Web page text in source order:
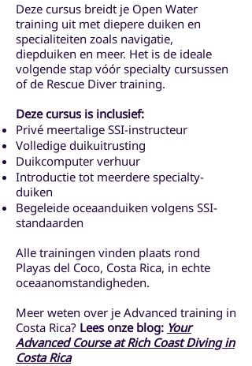
Deze cursus breidt je Open Water
training uit met diepere duiken en
specialiteiten zoals navigatie,
diepduiken en meer. Het is de ideale
volgende stap vóór specialty cursussen
of de Rescue Diver training.
Deze cursus is inclusief:
Privé meertalige SSI-instructeur
Volledige duikuitrusting
Duikcomputer verhuur
Introductie tot meerdere specialty-
duiken
Begeleide oceaanduiken volgens SSI-
standaarden
Alle trainingen vinden plaats rond
Playas del Coco, Costa Rica, in echte
oceaanomstandigheden.
Meer weten over je Advanced training in
Costa Rica? Lees onze blog: Your
Advanced Course at Rich Coast Diving in
Costa Rica